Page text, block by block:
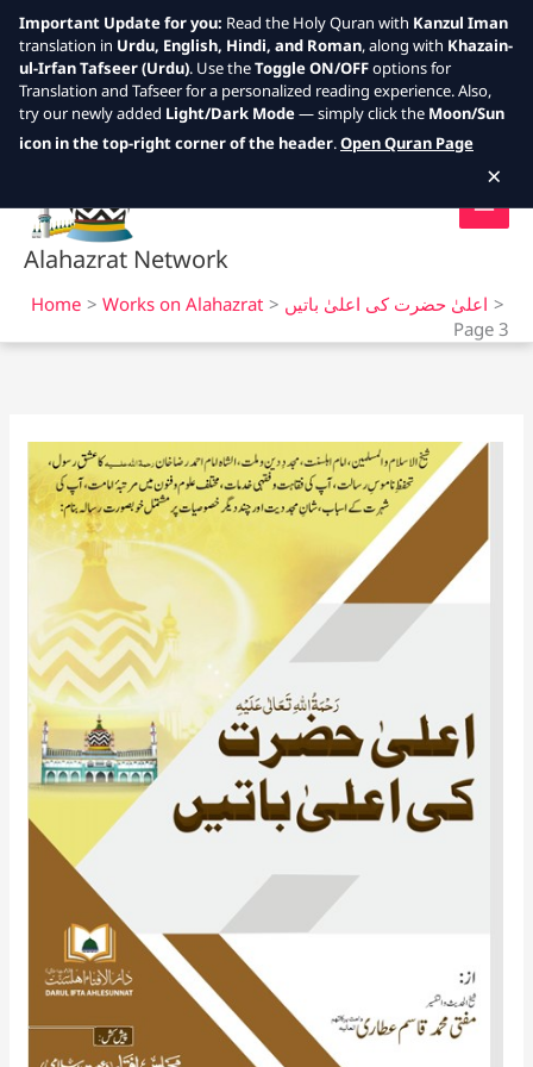
Skip
Alahazrat Network
Home Works on Alahazrat
اعلیٰ حضرت کی اعلیٰ باتیں
Page 3
Important Update for you: Read the Holy Quran with Kanzul Iman
translation in Urdu, English, Hindi, and Roman, along with Khazain-
ul-Irfan Tafseer (Urdu). Use theToggle ON/OFFoptions for
Translation and Tafseer for a personalized reading experience. Also,
try our newly added Light/Dark Mode— simply click the Moon/Sun
icon in the top-right corner of the header.Open Quran Page
×